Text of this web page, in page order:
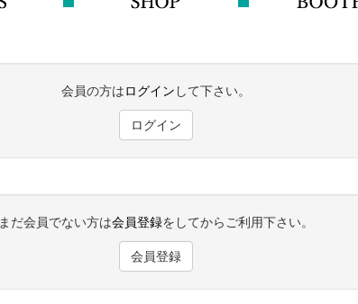
会員の方はログイン して下さい。
ログイン
まだ会員でない方は会員登録をしてからご利用下さい。
会員登録